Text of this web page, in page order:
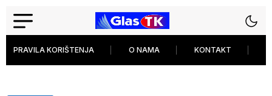
PRAVILA KORIŠTENJA O NAMA KONTAKT